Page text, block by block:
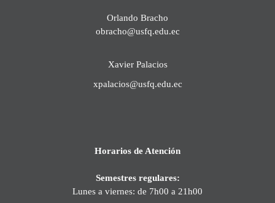
Orlando Bracho
obracho@usfq.edu.ec
Xavier Palacios
xpalacios@usfq.edu.ec
Horarios de Atención
Semestres regulares:
Lunes a viernes: de 7h00 a 21h00